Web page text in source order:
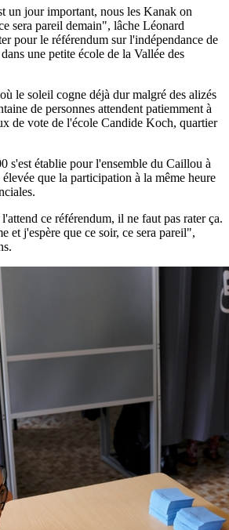
un jour important, nous les Kanak on
sera pareil demain", lâche Léonard
pour le référendum sur l'indépendance de
une petite école de la Vallée des
le soleil cogne déjà dur malgré des alizés
de personnes attendent patiemment à
de vote de l'école Candide Koch, quartier
s'est établie pour l'ensemble du Caillou à
que la participation à la même heure
ce référendum, il ne faut pas rater ça.
et j'espère que ce soir, ce sera pareil",